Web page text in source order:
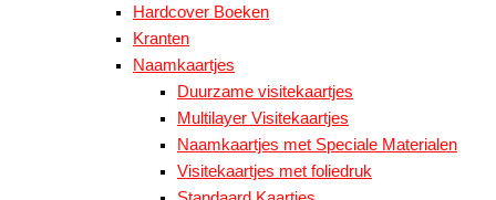
Hardcover Boeken
Kranten
Naamkaartjes
Duurzame visitekaartjes
Multilayer Visitekaartjes
Naamkaartjes met Speciale Materialen
Visitekaartjes met foliedruk